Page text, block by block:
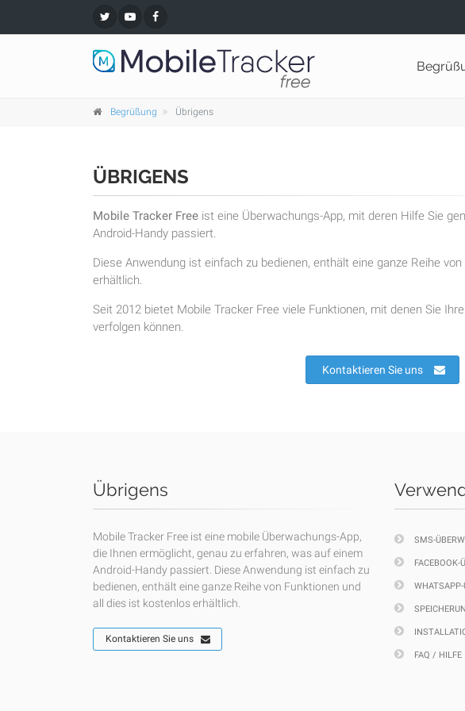
Begrüßung Übrigens
ÜBRIGENS
Mobile Tracker Free ist eine Überwachungs-App, mit deren Hilfe Sie
Android-Handy passiert.
Diese Anwendung ist einfach zu bedienen, enthält eine ganze Reihe
erhältlich.
Seit 2012 bietet Mobile Tracker Free viele Funktionen, mit denen Sie
verfolgen können.
Kontaktieren Sie uns
Übrigens
Mobile Tracker Free ist eine mobile Überwachungs-App,
die Ihnen ermöglicht, genau zu erfahren, was auf einem
Android-Handy passiert. Diese Anwendung ist einfach zu
bedienen, enthält eine ganze Reihe von Funktionen und
all dies ist kostenlos erhältlich.
Kontaktieren Sie uns
SMS-
FACEBOOK-
WHATSAPP-
FAQ / HILFE